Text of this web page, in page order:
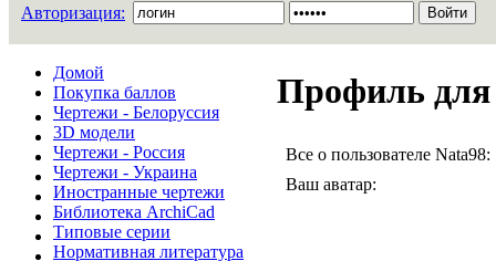
Авторизация:
Домой
Покупка баллов
Чертежи - Белоруссия
3D модели
Чертежи - Россия
Чертежи - Украина
Иностранные чертежи
Библиотека ArchiCad
Типовые серии
Нормативная литература
Профиль для
Все о пользователе Nata98:
Ваш аватар: